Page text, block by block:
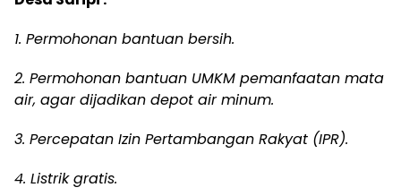
1. Permohonan bantuan bersih.
2. Permohonan bantuan UMKM pemanfaatan mata
air, agar dijadikan depot air minum.
3. Percepatan Izin Pertambangan Rakyat (IPR).
4. Listrik gratis.